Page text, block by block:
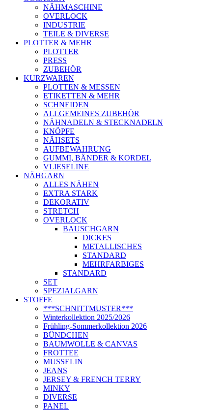
NÄHMASCHINE
OVERLOCK
INDUSTRIE
TEILE & DIVERSE
PLOTTER & MEHR
PLOTTER
PRESS
ZUBEHÖR
KURZWAREN
PLOTTEN & MESSEN
ETIKETTEN & MEHR
SCHNEIDEN
ALLGEMEINES ZUBEHÖR
NÄHNADELN & STECKNADELN
KNÖPFE
NÄHSETS
AUFBEWAHRUNG
GUMMI, BÄNDER & KORDEL
VLIESELINE
NÄHGARN
ALLES NÄHEN
EXTRA STARK
DEKORATIV
STRETCH
OVERLOCK
BAUSCHGARN
DICKES
METALLISCHES
STANDARD
MEHRFARBIGES
STANDARD
SET
SPEZIALGARN
STOFFE
***SCHNITTMUSTER***
Winterkollektion 2025/2026
Frühling-Sommerkollektion 2026
BÜNDCHEN
BAUMWOLLE & CANVAS
FROTTEE
MUSSELIN
JEANS
JERSEY & FRENCH TERRY
MINKY
DIVERSE
PANEL